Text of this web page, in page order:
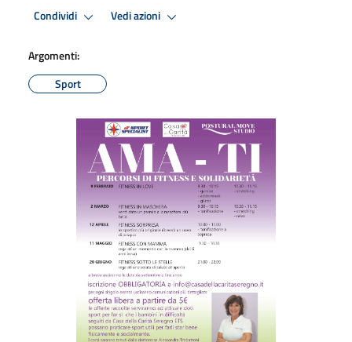
Condividi Vedi azioni
Argomenti:
Sport